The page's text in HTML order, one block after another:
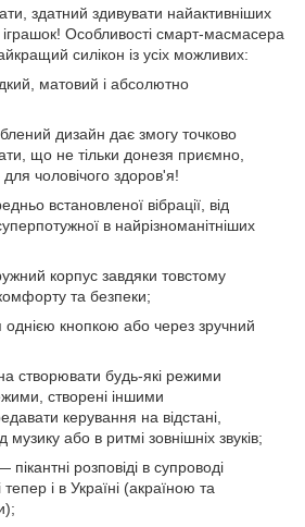
здатний здивувати найактивніших
іграшок! Особливості смарт-масмасера
силікон із усіх можливих:
матовий і абсолютно
дизайн дає змогу точково
що не тільки донезя приємно,
чоловічого здоров'я!
встановленої вібрації, від
в найрізноманітніших
корпус завдяки товстому
та безпеки;
однією кнопкою або через зручний
створювати будь-які режими
створені іншими
керування на відстані,
музику або в ритмі зовнішніх звуків;
пікантні розповіді в супроводі
і в Україні (акраїною та